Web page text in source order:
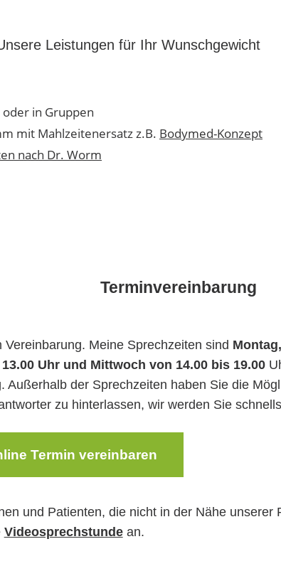
Leistungen für Ihr Wunschgewicht
in Gruppen
mit Mahlzeitenersatz z.B. Bodymed-Konzept
nach Dr. Worm
Terminvereinbarung
Vereinbarung. Meine Sprechzeiten sind
Uhr und Mittwoch von 14.00 bis 19.00
Außerhalb der Sprechzeiten haben Sie die
zu hinterlassen, wir werden Sie
Termin vereinbaren
und Patienten, die nicht in der Nähe unserer
Videosprechstundean.